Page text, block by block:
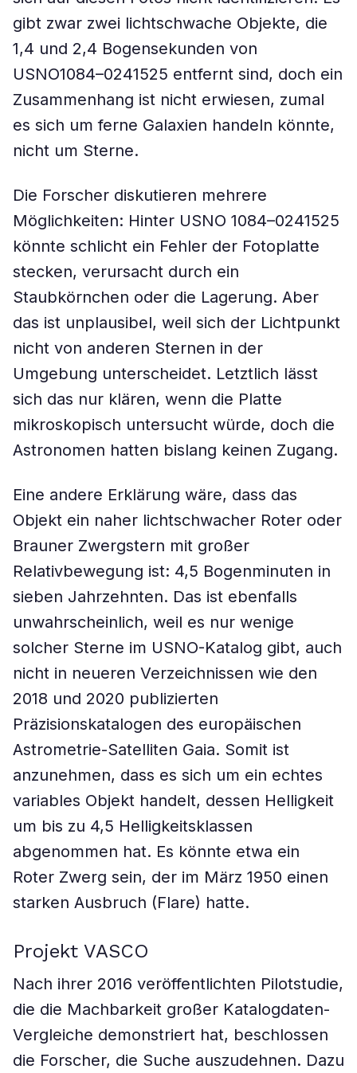
gibt zwar zwei lichtschwache Objekte, die
1,4 und 2,4 Bogensekunden von
USNO1084–0241525 entfernt sind, doch ein
Zusammenhang ist nicht erwiesen, zumal
es sich um ferne Galaxien handeln könnte,
nicht um Sterne.
Die Forscher diskutieren mehrere
Möglichkeiten: Hinter USNO 1084–0241525
könnte schlicht ein Fehler der Fotoplatte
stecken, verursacht durch ein
Staubkörnchen oder die Lagerung. Aber
das ist unplausibel, weil sich der Lichtpunkt
nicht von anderen Sternen in der
Umgebung unterscheidet. Letztlich lässt
sich das nur klären, wenn die Platte
mikroskopisch untersucht würde, doch die
Astronomen hatten bislang keinen Zugang.
Eine andere Erklärung wäre, dass das
Objekt ein naher lichtschwacher Roter oder
Brauner Zwergstern mit großer
Relativbewegung ist: 4,5 Bogenminuten in
sieben Jahrzehnten. Das ist ebenfalls
unwahrscheinlich, weil es nur wenige
solcher Sterne im USNO-Katalog gibt, auch
nicht in neueren Verzeichnissen wie den
2018 und 2020 publizierten
Präzisionskatalogen des europäischen
Astrometrie-Satelliten Gaia. Somit ist
anzunehmen, dass es sich um ein echtes
variables Objekt handelt, dessen Helligkeit
um bis zu 4,5 Helligkeitsklassen
abgenommen hat. Es könnte etwa ein
Roter Zwerg sein, der im März 1950 einen
starken Ausbruch (Flare) hatte.
Projekt VASCO
Nach ihrer 2016 veröffentlichten Pilotstudie,
die die Machbarkeit großer Katalogdaten-
Vergleiche demonstriert hat, beschlossen
die Forscher, die Suche auszudehnen. Dazu